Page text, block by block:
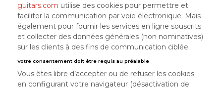
guitars.com utilise des cookies pour permettre et
faciliter la communication par voie électronique. Mais
également pour fournir les services en ligne souscrits
et collecter des données générales (non nominatives)
sur les clients à des fins de communication ciblée.
Votre consentement doit être requis au préalable
Vous êtes libre d’accepter ou de refuser les cookies
en configurant votre navigateur (désactivation de